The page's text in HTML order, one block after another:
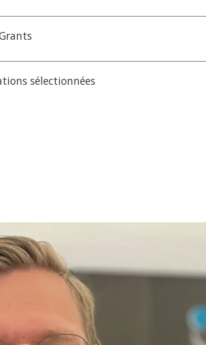
sélectionnées